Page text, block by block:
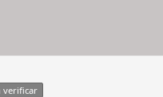
verificar